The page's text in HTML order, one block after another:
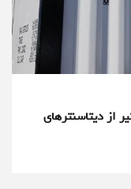
از دیتاسنترهای